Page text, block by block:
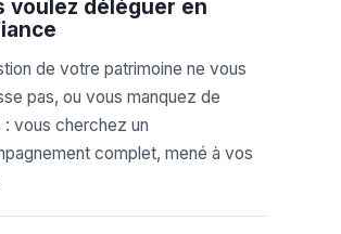
voulez déléguer en
de votre patrimoine ne vous
pas, ou vous manquez de
: vous cherchez un
complet, mené à vos